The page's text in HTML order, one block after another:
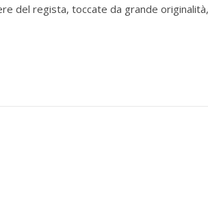
del regista, toccate da grande